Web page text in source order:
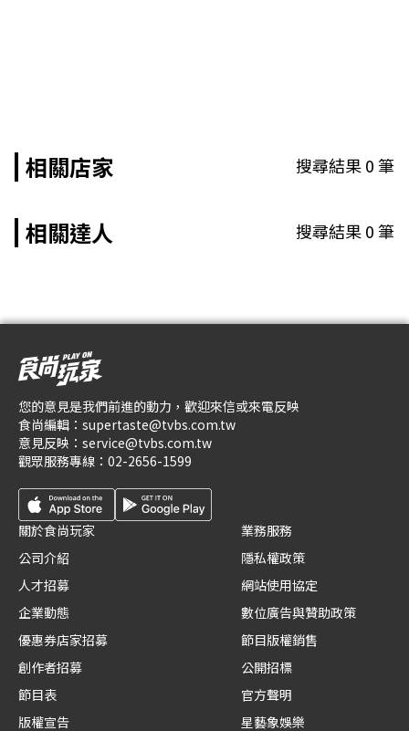
相關店家 搜尋結果0筆
相關達人 搜尋結果0筆
您的意見是我們前進的動力，歡迎來信或來電反映
食尚編輯： supertaste@tvbs.com.tw
意見反映： service@tvbs.com.tw
觀眾服務專線： 02-2656-1599
關於食尚玩家
公司介紹
人才招募
企業動態
優惠券店家招募
創作者招募
節目表
版權宣告
業務服務
隱私權政策
網站使用協定
數位廣告與贊助政策
節目版權銷售
公開招標
官方聲明
星藝象娛樂